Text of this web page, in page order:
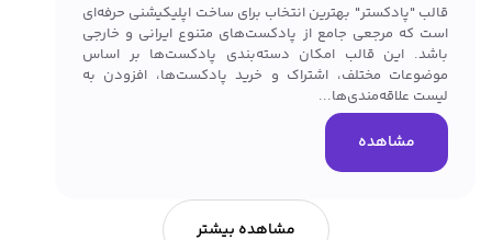
مشاهده بیشتر
قالب "پادکستر" بهترین انتخاب برای ساخت اپلیکیشنی حرفه‌ای
است که مرجعی جامع از پادکست‌های متنوع ایرانی و خارجی
باشد. این قالب امکان دسته‌بندی پادکست‌ها بر اساس
موضوعات مختلف، اشتراک و خرید پادکست‌ها، افزودن به
لیست علاقه‌مندی‌ها...
مشاهده